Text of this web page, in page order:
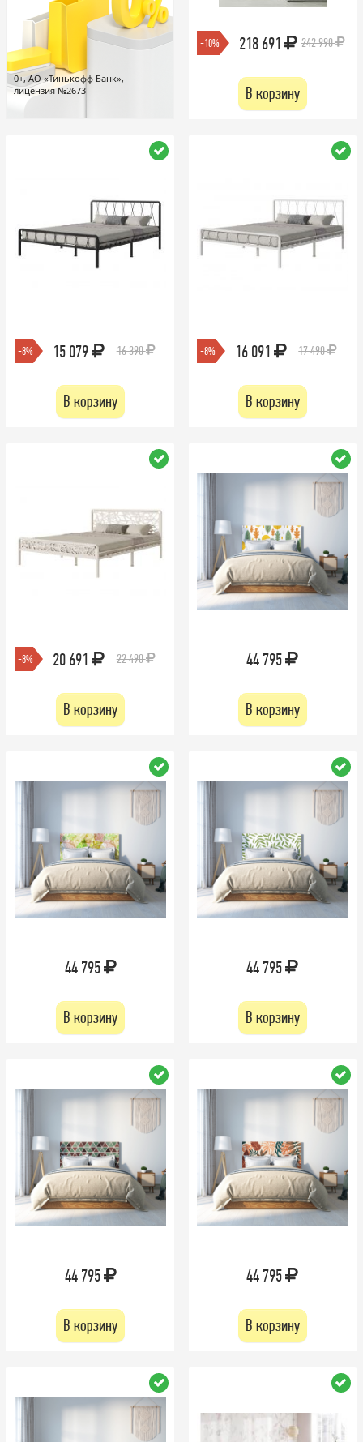
0+, АО «Тинькофф Банк»,
лицензия №2673
-10% 218 691 242 990
В корзину
-8% 15 079 16 390
В корзину
-8% 16 091 17 490
В корзину
-8% 20 691 22 490
В корзину
44 795
В корзину
44 795
В корзину
44 795
В корзину
44 795
В корзину
44 795
В корзину